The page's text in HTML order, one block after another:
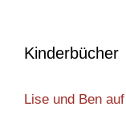
Kinderbücher
Lise und Ben